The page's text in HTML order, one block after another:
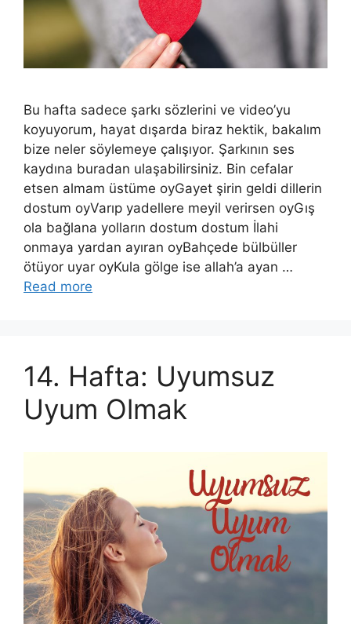
Bu hafta sadece şarkı sözlerini ve video’yu
koyuyorum, hayat dışarda biraz hektik, bakalım
bize neler söylemeye çalışıyor. Şarkının ses
kaydına buradan ulaşabilirsiniz. Bin cefalar
etsen almam üstüme oyGayet şirin geldi dillerin
dostum oyVarıp yadellere meyil verirsen oyGış
ola bağlana yolların dostum dostum İlahi
onmaya yardan ayıran oyBahçede bülbüller
ötüyor uyar oyKula gölge ise allah’a ayan …
Read more
14. Hafta: Uyumsuz
Uyum Olmak